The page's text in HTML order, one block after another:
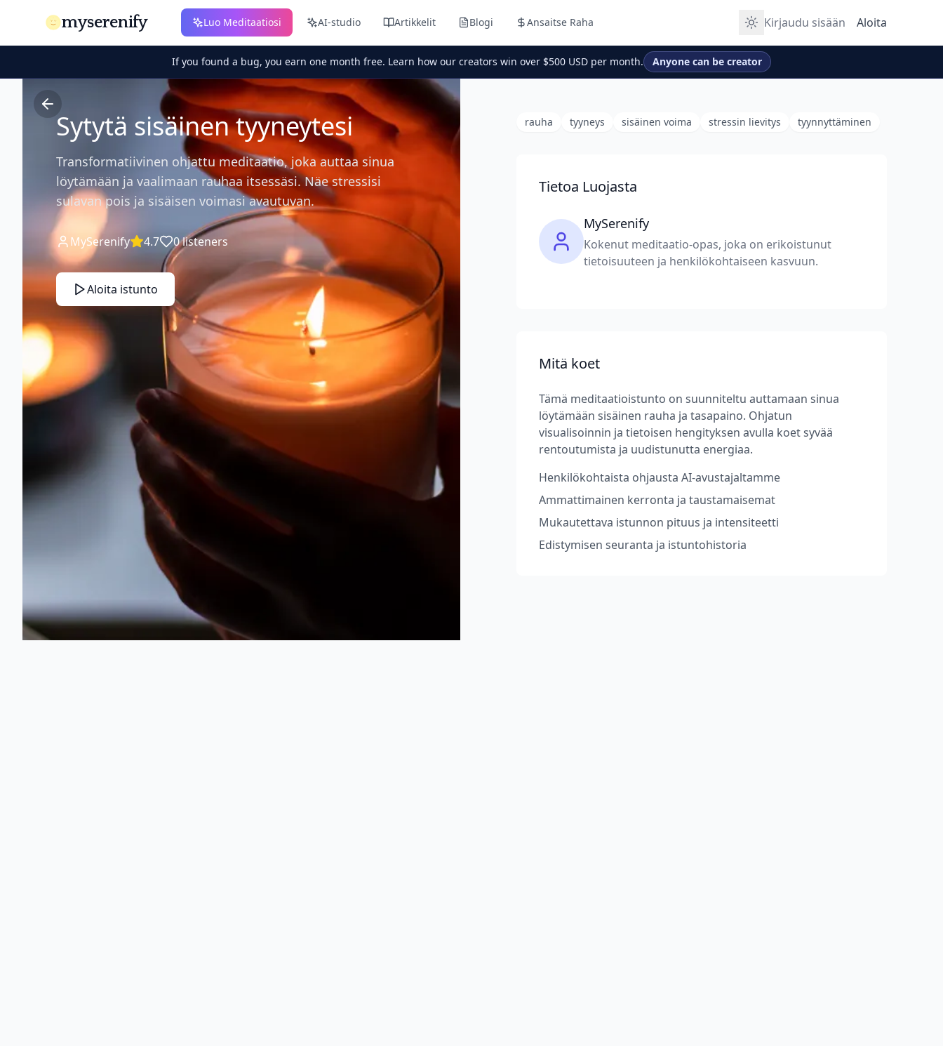
myserenify Luo Meditaatiosi AI-studio Artikkelit Blogi Ansaitse Raha Kirjaudu sisään Aloita
If you found a bug, you earn one month free. Learn how our creators win over $500 USD per month. Anyone can be creator
Sytytä sisäinen tyyneytesi
Transformatiivinen ohjattu meditaatio, joka auttaa sinua
löytämään ja vaalimaan rauhaa itsessäsi. Näe stressisi
sulavan pois ja sisäisen voimasi avautuvan.
MySerenify 4.7 0listeners
Aloita istunto
rauha tyyneys sisäinen voima stressin lievitys tyynnyttäminen
Tietoa Luojasta
MySerenify
Kokenut meditaatio-opas, joka on erikoistunut
tietoisuuteen ja henkilökohtaiseen kasvuun.
Mitä koet
Tämä meditaatioistunto on suunniteltu auttamaan sinua
löytämään sisäinen rauha ja tasapaino. Ohjatun
visualisoinnin ja tietoisen hengityksen avulla koet syvää
rentoutumista ja uudistunutta energiaa.
Henkilökohtaista ohjausta AI-avustajaltamme
Ammattimainen kerronta ja taustamaisemat
Mukautettava istunnon pituus ja intensiteetti
Edistymisen seuranta ja istuntohistoria